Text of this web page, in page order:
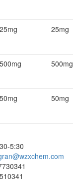
25mg
500mg
50mg
5:30